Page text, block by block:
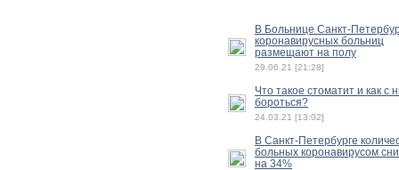
В Больнице Санкт-
коронавирусных больниц
размещают на полу
29.06.21 [21:28]
Что такое стоматит и как с
бороться?
24.03.21 [13:02]
В Санкт-Петербурге
больных коронавирусом
на 34%